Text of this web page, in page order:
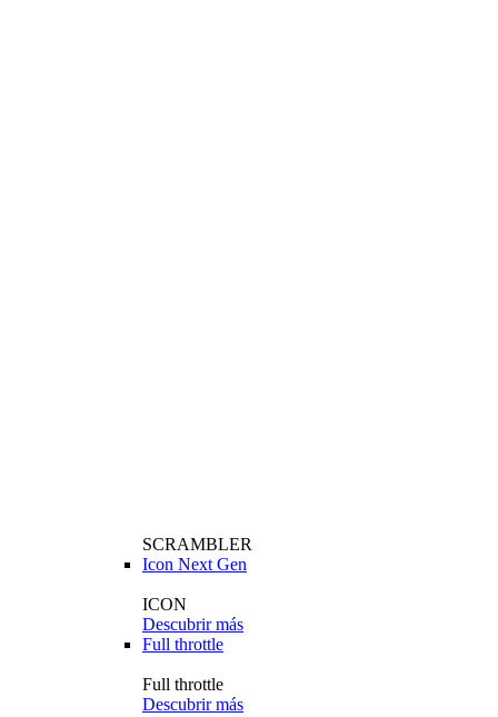
SCRAMBLER
Icon Next Gen
ICON
Descubrir más
Full throttle
Full throttle
Descubrir más